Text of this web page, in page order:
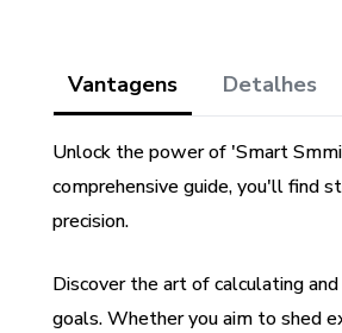
Vantagens Detalhes
Unlock the power of 'Smart
comprehensive guide, you'll find
precision.
Discover the art of calculating
goals. Whether you aim to shed